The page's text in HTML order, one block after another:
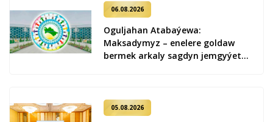
06.08.2026
Oguljahan Atabaýewa:
Maksadymyz – enelere goldaw
bermek arkaly sagdyn jemgyýeti
05.08.2026